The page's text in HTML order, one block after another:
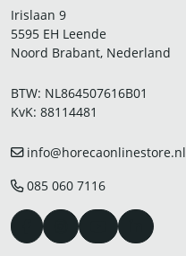
Irislaan 9
5595 EH Leende
Noord Brabant, Nederland
BTW: NL864507616B01
KvK: 88114481
info@horecaonlinestore.nl
085 060 7116